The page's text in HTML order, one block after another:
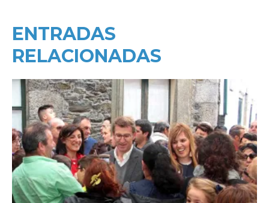
ENTRADAS
RELACIONADAS